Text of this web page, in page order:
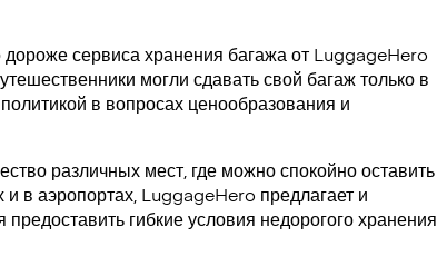
сервиса хранения багажа от LuggageHero
могли сдавать свой багаж только в
в вопросах ценообразования и
различных мест, где можно спокойно оставить
в аэропортах, LuggageHero предлагает и
гибкие условия недорогого хранения